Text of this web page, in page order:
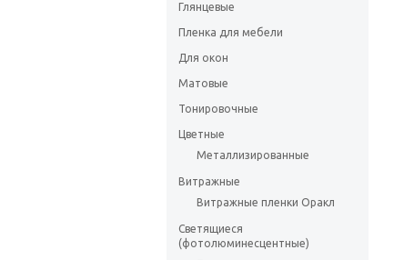
Глянцевые
Пленка для мебели
Для окон
Матовые
Тонировочные
Цветные
Металлизированные
Витражные
Витражные пленки Оракл
Светящиеся
(фотолюминесцентные)